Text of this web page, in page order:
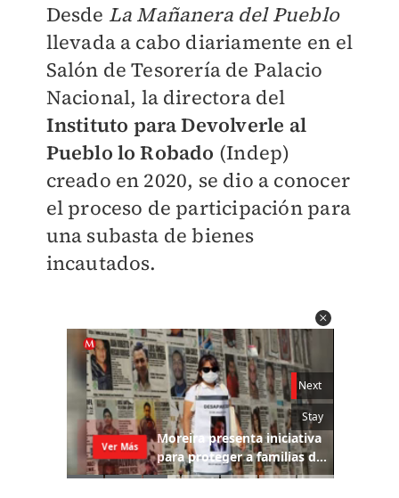
Desde La Mañanera del Pueblo
llevada a cabo diariamente en el
Salón de Tesorería de Palacio
Nacional, la directora del
Instituto para Devolverle al
Pueblo lo Robado (Indep)
creado en 2020, se dio a conocer
el proceso de participación para
una subasta de bienes
incautados.